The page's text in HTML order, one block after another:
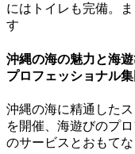
にはトイレも完備。
す
沖縄の海の魅力と海
プロフェッショナル集
沖縄の海に精通した
を開催、海遊びのプ
のサービスとおもて